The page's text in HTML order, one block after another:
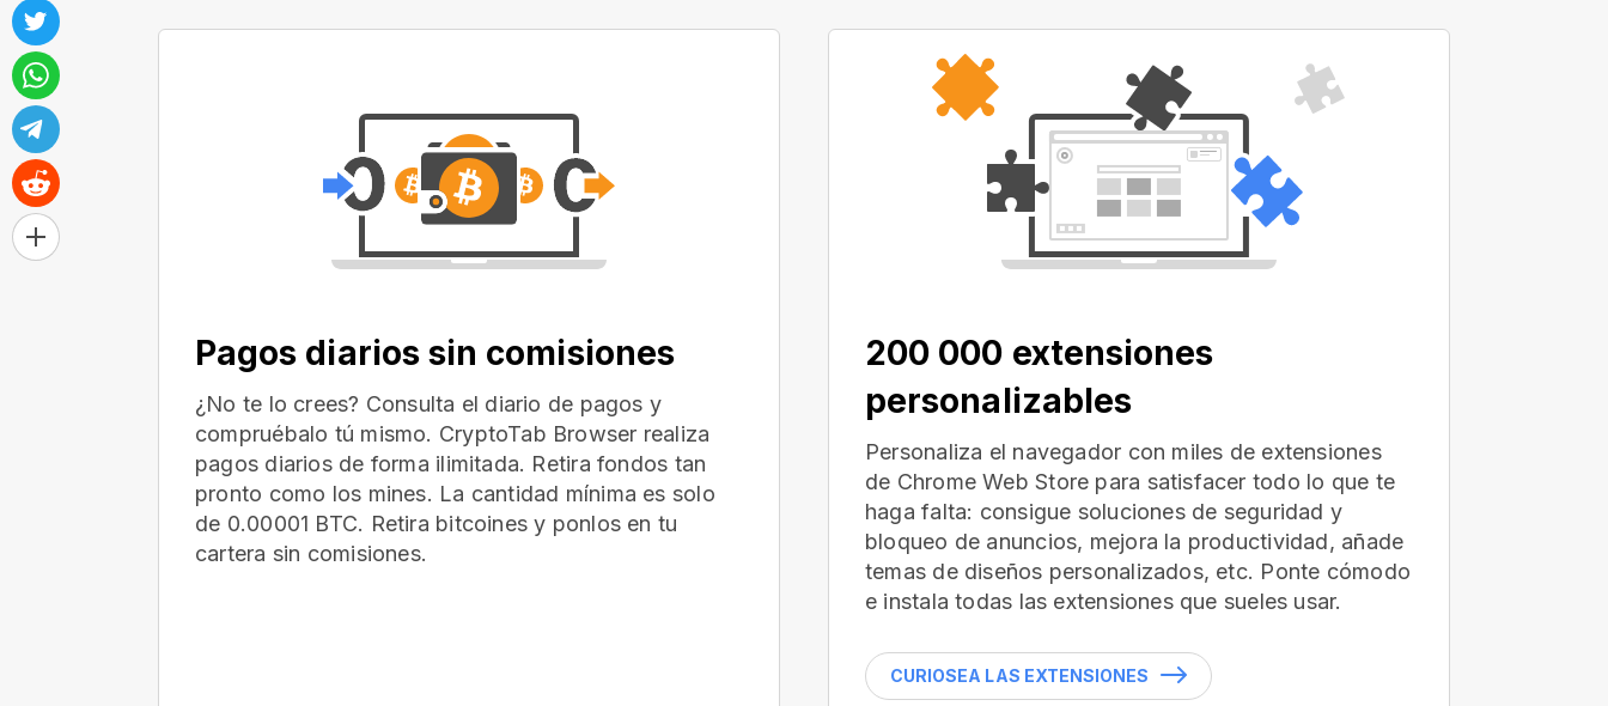
Pagos diarios sin comisiones
¿No te lo crees? Consulta el diario de pagos y
compruébalo tú mismo. CryptoTab Browser realiza
pagos diarios de forma ilimitada. Retira fondos tan
pronto como los mines. La cantidad mínima es solo
de 0.00001 BTC. Retira bitcoines y ponlos en tu
cartera sin comisiones.
200 000 extensiones
personalizables
Personaliza el navegador con miles de extensiones
de Chrome Web Store para satisfacer todo lo que te
haga falta: consigue soluciones de seguridad y
bloqueo de anuncios, mejora la productividad, añade
temas de diseños personalizados, etc. Ponte cómodo
e instala todas las extensiones que sueles usar.
CURIOSEA LAS EXTENSIONES